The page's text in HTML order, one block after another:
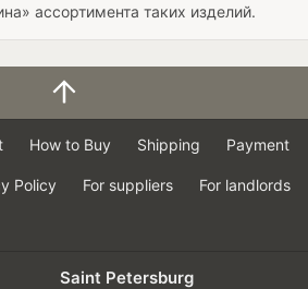
ассортимента таких изделий.
How to Buy Shipping Payment
Policy For suppliers For landlords
Saint Petersburg